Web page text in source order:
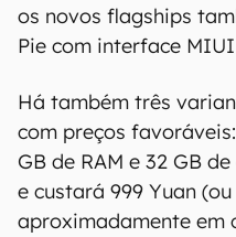
os novos flagships
Pie com interface MIUI
Há também três
com preços
GB de RAM e 32 GB
e custará 999 Yuan (ou
aproximadamente em